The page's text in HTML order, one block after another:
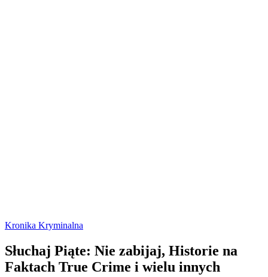
Kronika Kryminalna
Słuchaj Piąte: Nie zabijaj, Historie na
Faktach True Crime i wielu innych